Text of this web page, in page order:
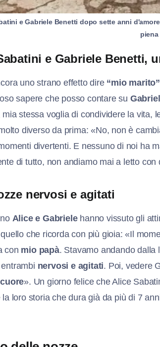
e Gabriele Benetti dopo sette anni
e Gabriele Benetti,
uno strano effetto dire “mio marito”
sapere che posso contare su
stessa voglia di condividere la vita,
diverso da prima: «No, non è
divertenti. E nessuno di noi ha
di tutto, non andiamo mai a letto
nervosi e agitati
Alice e Gabrielehanno vissuto gli
che ricorda con più gioia: «Il
con mio papà. Stavamo andando dalla
nervosi e agitati. Poi, vedere
». Un giorno felice che Alice
la loro storia che dura già da più di 7